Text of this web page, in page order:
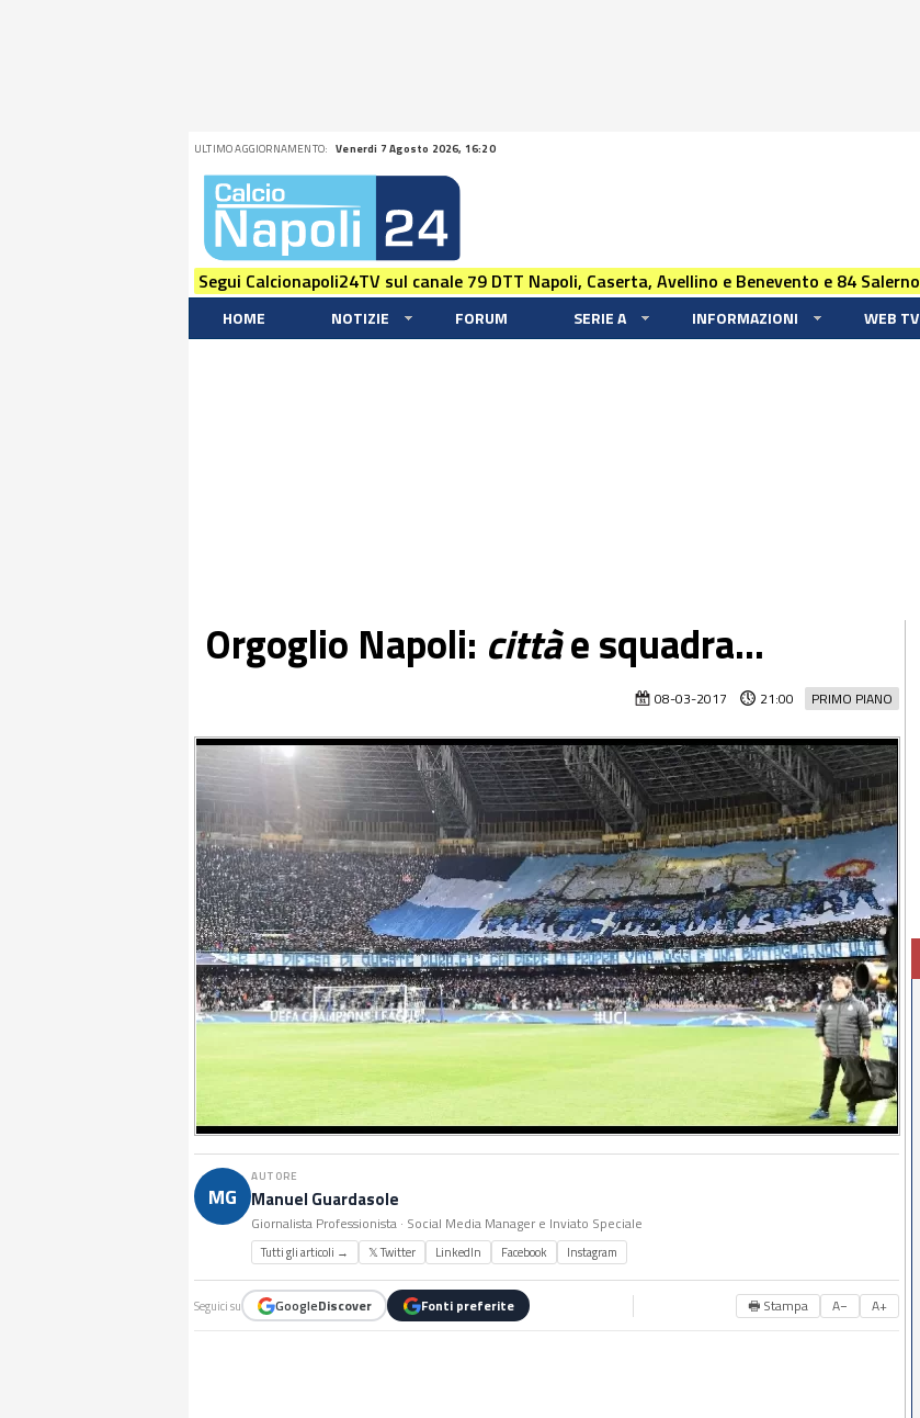
ULTIMO AGGIORNAMENTO: Venerdi 7 Agosto 2026, 16:20
Segui Calcionapoli24TV sul canale 79 DTT Napoli, Caserta, Avellino e Benevento e 84 Salerno
HOME NOTIZIE FORUM SERIE A INFORMAZIONI WEB TV
Orgoglio Napoli: cittàe squadra...
PRIMO PIANO
08-03-2017 21:00
MG
AUTORE
Manuel Guardasole
Giornalista Professionista · Social Media Manager e Inviato Speciale
Tutti gli articoli → 𝕏 Twitter LinkedIn Facebook Instagram
Seguici su GoogleDiscover Fonti preferite 🖶 Stampa A− A+